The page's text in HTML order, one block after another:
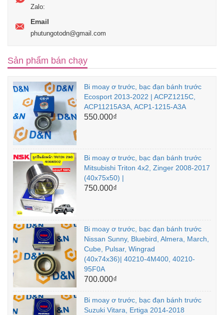
Zalo:
Email
phutungotodn@gmail.com
Sản phẩm bán chạy
Bi moay ơ trước, bạc đạn bánh trước
Ecosport 2013-2022 | ACPZ1215C,
ACP11215A3A, ACP1-1215-A3A
550.000₫
Bi moay ơ trước, bạc đạn bánh trước
Mitsubishi Triton 4x2, Zinger 2008-2017
(40x75x50) |
750.000₫
Bi moay ơ trước, bạc đạn bánh trước
Nissan Sunny, Bluebird, Almera, March,
Cube, Pulsar, Wingrad
(40x74x36)| 40210-4M400, 40210-
95F0A
700.000₫
Bi moay ơ trước, bạc đạn bánh trước
Suzuki Vitara, Ertiga 2014-2018